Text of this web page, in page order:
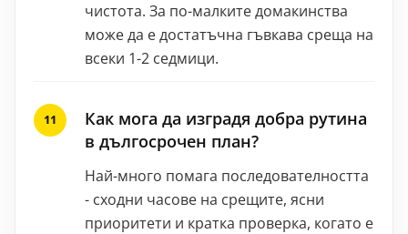
чистота. За по-малките домакинства
може да е достатъчна гъвкава среща на
всеки 1-2 седмици.
Как мога да изградя добра рутина
в дългосрочен план?
Най-много помага последователността
- сходни часове на срещите, ясни
приоритети и кратка проверка, когато е